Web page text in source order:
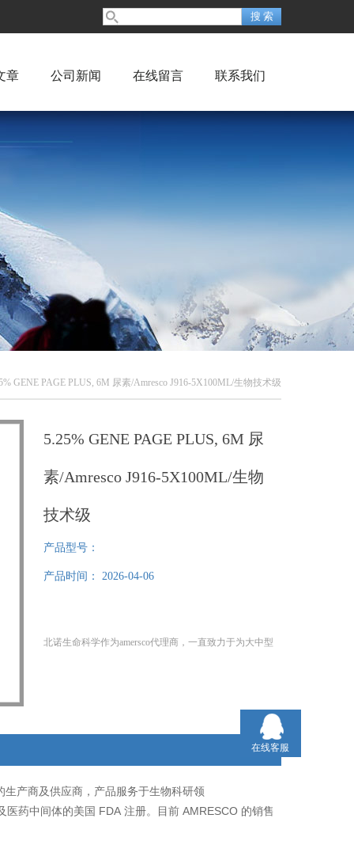
章 公司新闻 在线留言 联系我们
GENE PAGE PLUS, 6M 尿素/Amresco J916-5X100ML/生物技术级
5.25% GENE PAGE PLUS, 6M 尿
素/Amresco J916-5X100ML/生物
技术级
产品型号：
产品时间： 2026-04-06
北诺生命科学作为amersco代理商，一直致力于为大中型
生产商及供应商，产品服务于生物科研领
医药中间体的美国 FDA 注册。目前 AMRESCO 的销售
在线客服